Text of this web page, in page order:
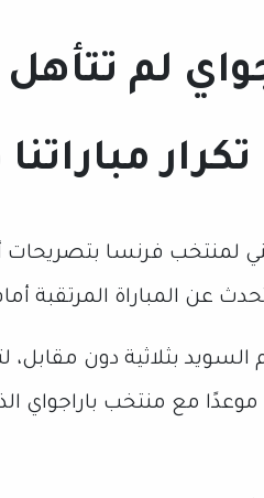
لم تتأهل
لمنتخب فرنسا بتصريحات
السويد بثلاثية دون
مع منتخب باراجواي